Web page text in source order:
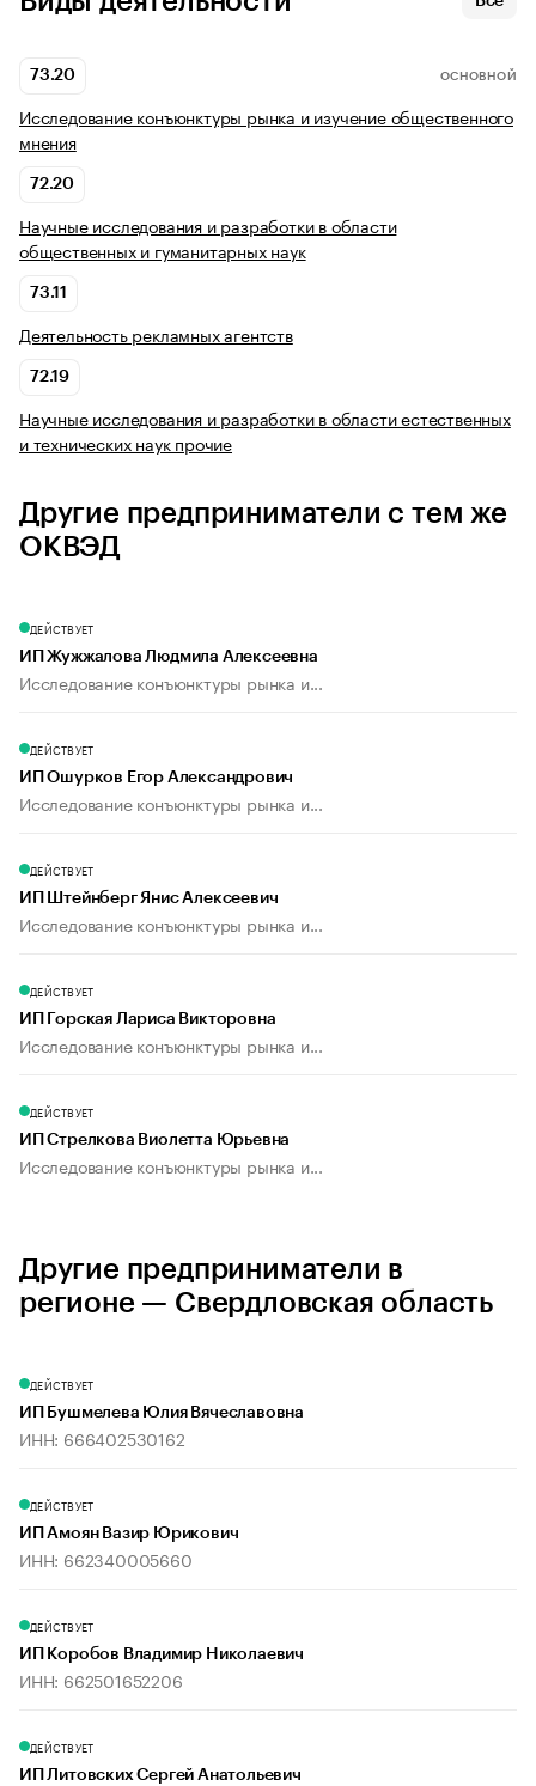
73.20 ОСНОВНОЙ
Исследование конъюнктуры рынка и изучение общественного
мнения
72.20
Научные исследования и разработки в области
общественных и гуманитарных наук
73.11
Деятельность рекламных агентств
72.19
Научные исследования и разработки в области естественных
и технических наук прочие
Другие предприниматели с тем же
ОКВЭД
ДЕЙСТВУЕТ
ИП Жужжалова Людмила Алексеевна
Исследование конъюнктуры рынка и...
ДЕЙСТВУЕТ
ИП Ошурков Егор Александрович
Исследование конъюнктуры рынка и...
ДЕЙСТВУЕТ
ИП Штейнберг Янис Алексеевич
Исследование конъюнктуры рынка и...
ДЕЙСТВУЕТ
ИП Горская Лариса Викторовна
Исследование конъюнктуры рынка и...
ДЕЙСТВУЕТ
ИП Стрелкова Виолетта Юрьевна
Исследование конъюнктуры рынка и...
Другие предприниматели в
регионе — Свердловская область
ДЕЙСТВУЕТ
ИП Бушмелева Юлия Вячеславовна
ИНН: 666402530162
ДЕЙСТВУЕТ
ИП Амоян Вазир Юрикович
ИНН: 662340005660
ДЕЙСТВУЕТ
ИП Коробов Владимир Николаевич
ИНН: 662501652206
ДЕЙСТВУЕТ
ИП Литовских Сергей Анатольевич